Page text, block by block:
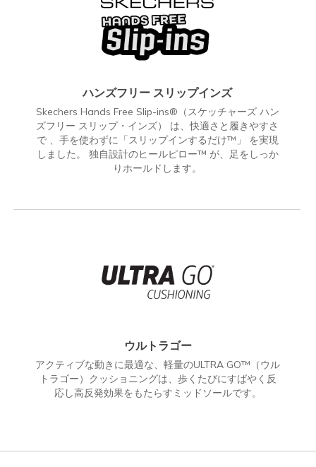
ハンズフリー スリップインズ
Skechers Hands Free Slip-ins®（スケッチャーズ ハン
ズフリー スリップ・インズ） は、快適さと履きやすさ
で 、手を使わずに「スリップインするだけ™」 を実現
しました。 独自設計のヒールピロー™ が、足をしっか
りホールドします。
ウルトラゴー
アクティブな動きに最適な、軽量のULTRA GO™（ウル
トラゴー）クッショニングは、歩くたびにすばやく反
応し高反発効果をもたらすミッドソールです。